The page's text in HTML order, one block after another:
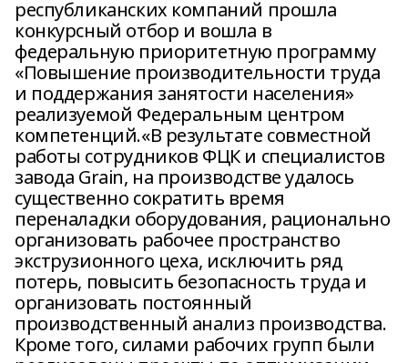
республиканских компаний прошла
конкурсный отбор и вошла в
федеральную приоритетную программу
«Повышение производительности труда
и поддержания занятости населения»
реализуемой Федеральным центром
компетенций.«В результате совместной
работы сотрудников ФЦК и специалистов
завода Grain, на производстве удалось
существенно сократить время
переналадки оборудования, рационально
организовать рабочее пространство
экструзионного цеха, исключить ряд
потерь, повысить безопасность труда и
организовать постоянный
производственный анализ производства.
Кроме того, силами рабочих групп были